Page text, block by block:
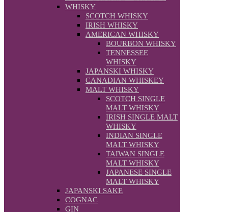
WHISKY
SCOTCH WHISKY
IRISH WHISKY
AMERICAN WHISKY
BOURBON WHISKY
TENNESSEE
WHISKY
JAPANSKI WHISKY
CANADIAN WHISKEY
MALT WHISKY
SCOTCH SINGLE
MALT WHISKY
IRISH SINGLE MALT
WHISKY
INDIAN SINGLE
MALT WHISKY
TAIWAN SINGLE
MALT WHISKY
JAPANESE SINGLE
MALT WHISKY
JAPANSKI SAKE
COGNAC
GIN